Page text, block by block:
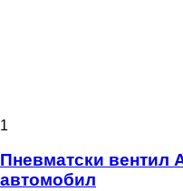
1
Пневматски вентил
aвтомобил